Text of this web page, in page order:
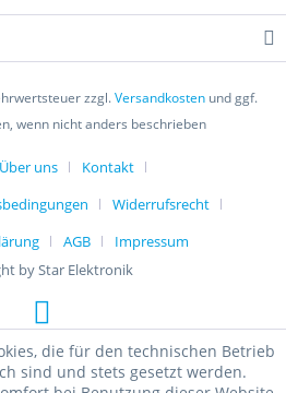
zzgl.Versandkosten und ggf.
wenn nicht anders beschrieben
Über uns
Kontakt
Widerrufsrecht
AGB
Impressum
by Star Elektronik
die für den technischen Betrieb
sind und stets gesetzt werden.